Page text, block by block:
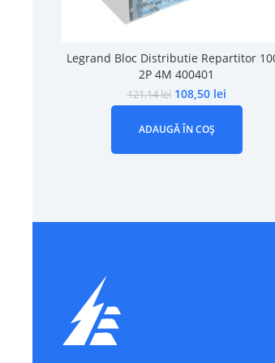
Legrand Bloc Distributie Repartitor
2P 4M 400401
121,14lei 108,50 lei
ADAUGĂ ÎN COȘ